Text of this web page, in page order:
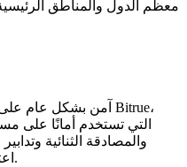
معظم الدول والمناطق
التي تستخدم أمانًا على
والمصادقة الثنائية
اعتماد تسجيل الدخول الخاصة بك دائمًا.